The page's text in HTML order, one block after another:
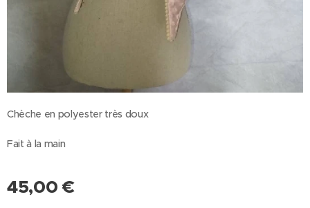
Chèche en polyester très doux
Fait à la main
45,00 €